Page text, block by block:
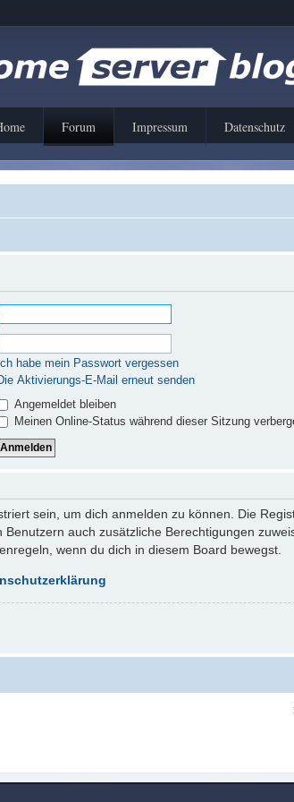
Forum Impressum Datenschutz
Ich habe mein Passwort vergessen
Aktivierungs-E-Mail erneut senden
Angemeldet bleiben
Meinen Online-Status während dieser Sitzung
sein, um dich anmelden zu können. Die
auch zusätzliche Berechtigungen
wenn du dich in diesem Board bewegst.